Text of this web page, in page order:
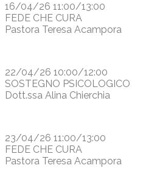
16/04/26 11:00/13:00
FEDE CHE CURA
Pastora Teresa Acampora
22/04/26 10:00/12:00
SOSTEGNO PSICOLOGICO
Dott.ssa Alina Chierchia
23/04/26 11:00/13:00
FEDE CHE CURA
Pastora Teresa Acampora